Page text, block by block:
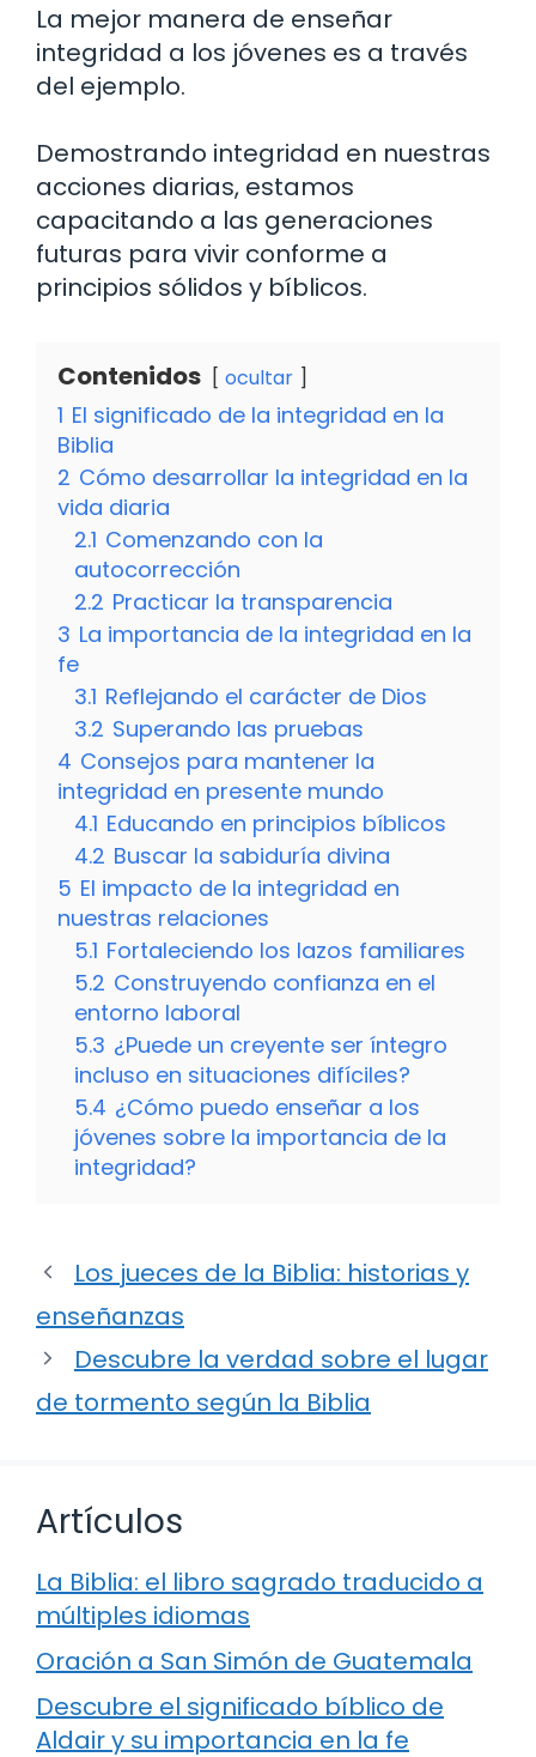
La mejor manera de enseñar
integridad a los jóvenes es a través
del ejemplo.
Demostrando integridad en nuestras
acciones diarias, estamos
capacitando a las generaciones
futuras para vivir conforme a
principios sólidos y bíblicos.
Contenidos ocultar
1 El significado de la integridad en la
Biblia
2 Cómo desarrollar la integridad en la
vida diaria
2.1 Comenzando con la
autocorrección
2.2 Practicar la transparencia
3 La importancia de la integridad en la
fe
3.1 Reflejando el carácter de Dios
3.2 Superando las pruebas
4 Consejos para mantener la
integridad en presente mundo
4.1 Educando en principios bíblicos
4.2 Buscar la sabiduría divina
5 El impacto de la integridad en
nuestras relaciones
5.1 Fortaleciendo los lazos familiares
5.2 Construyendo confianza en el
entorno laboral
5.3 ¿Puede un creyente ser íntegro
incluso en situaciones difíciles?
5.4 ¿Cómo puedo enseñar a los
jóvenes sobre la importancia de la
integridad?
Los jueces de la Biblia: historias y
enseñanzas
Descubre la verdad sobre el lugar
de tormento según la Biblia
Artículos
La Biblia: el libro sagrado traducido a
múltiples idiomas
Oración a San Simón de Guatemala
Descubre el significado bíblico de
Aldair y su importancia en la fe